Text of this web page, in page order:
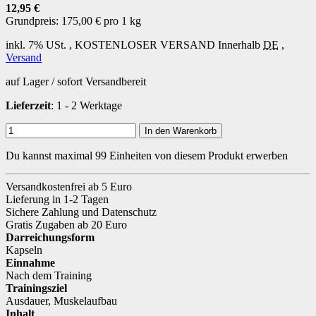
12,95 €
Grundpreis: 175,00 € pro 1 kg
inkl. 7% USt. , KOSTENLOSER VERSAND Innerhalb DE ,
Versand
auf Lager / sofort Versandbereit
Lieferzeit: 1 - 2 Werktage
In den Warenkorb
Du kannst maximal 99 Einheiten von diesem Produkt erwerben
Versandkostenfrei ab 5 Euro
Lieferung in 1-2 Tagen
Sichere Zahlung und Datenschutz
Gratis Zugaben ab 20 Euro
Darreichungsform
Kapseln
Einnahme
Nach dem Training
Trainingsziel
Ausdauer, Muskelaufbau